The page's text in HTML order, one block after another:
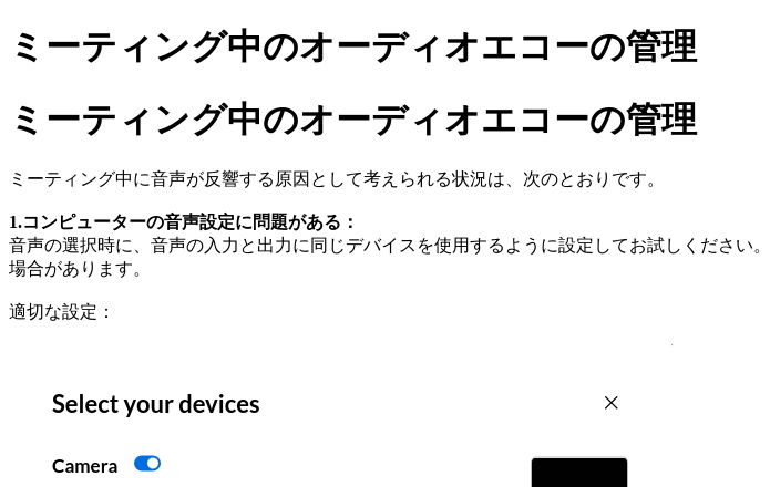
ミーティング中のオーディオエコーの管理
ミーティング中のオーディオエコーの管理
ミーティング中に音声が反響する原因として考えられる状況は、次のとおりです。
1.コンピューターの音声設定に問題がある：
音声の選択時に、音声の入力と出力に同じデバイスを使用するように設定してお試しくださ
場合があります。
適切な設定：